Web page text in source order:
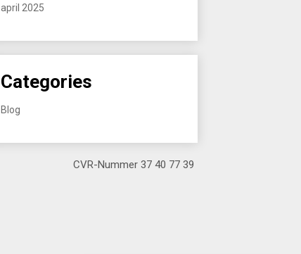
april 2025
Categories
Blog
CVR-Nummer 37 40 77 39